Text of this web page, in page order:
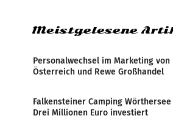
Meistgelesene
Personalwechsel im Marketing von
Österreich und Rewe Großhandel
Falkensteiner Camping
Drei Millionen Euro investiert